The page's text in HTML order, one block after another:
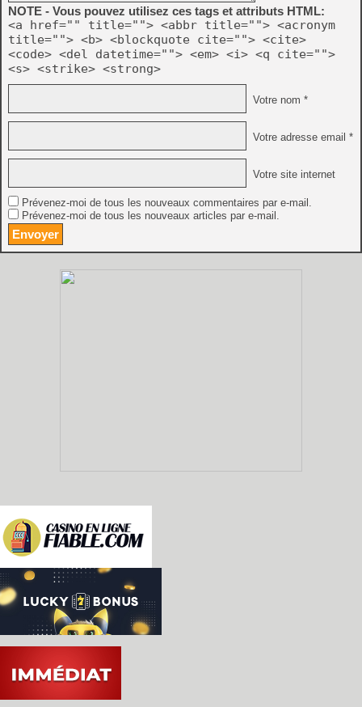
NOTE - Vous pouvez utilisez ces tags et attributs HTML:
<a href="" title=""> <abbr title=""> <acronym
title=""> <b> <blockquote cite=""> <cite>
<code> <del datetime=""> <em> <i> <q cite="">
<s> <strike> <strong>
Votre nom *
Votre adresse email *
Votre site internet
Prévenez-moi de tous les nouveaux commentaires par e-mail.
Prévenez-moi de tous les nouveaux articles par e-mail.